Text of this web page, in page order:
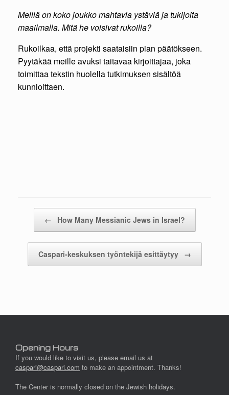
Meillä on koko joukko mahtavia ystäviä ja tukijoita
maailmalla. Mitä he voisivat rukoilla?
Rukoilkaa, että projekti saataisiin pian päätökseen.
Pyytäkää meille avuksi taitavaa kirjoittajaa, joka
toimittaa tekstin huolella tutkimuksen sisältöä
kunnioittaen.
← How Many Messianic Jews in Israel?
Caspari-keskuksen työntekijä esittäytyy →
Opening Hours
If you would like to visit us, please email us at
caspari@caspari.com to make an appointment. Thanks!
The Center is normally closed on the Jewish holidays.